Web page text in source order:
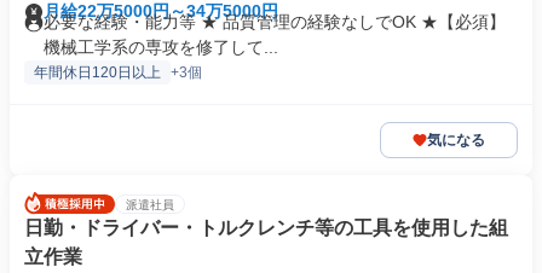
月給22万5000円～34万5000円
必要な経験・能力等 ★ 品質管理の経験なしでOK ★【必須】
機械工学系の専攻を修了して...
年間休日120日以上 +3個
気になる
派遣社員
日勤・ドライバー・トルクレンチ等の工具を使用した組
立作業